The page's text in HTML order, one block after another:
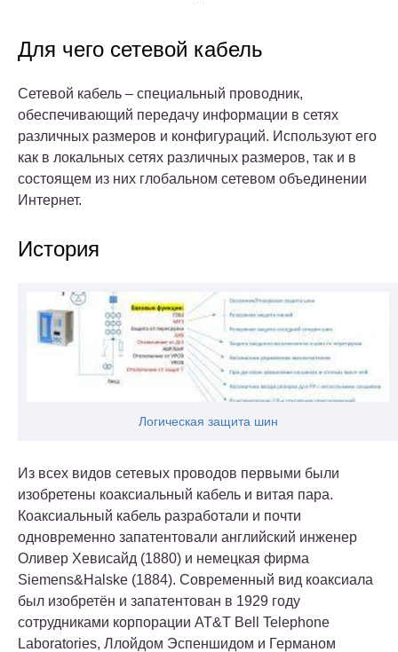
Для чего сетевой кабель
Cетевой кабель – специальный проводник,
обеспечивающий передачу информации в сетях
различных размеров и конфигураций. Используют его
как в локальных сетях различных размеров, так и в
состоящем из них глобальном сетевом объединении
Интернет.
История
Логическая защита шин
Из всех видов сетевых проводов первыми были
изобретены коаксиальный кабель и витая пара.
Коаксиальный кабель разработали и почти
одновременно запатентовали английский инженер
Оливер Хевисайд (1880) и немецкая фирма
Siemens&Halske (1884). Современный вид коаксиала
был изобретён и запатентован в 1929 году
сотрудниками корпорации AT&T Bell Telephone
Laboratories, Ллойдом Эспеншидом и Германом